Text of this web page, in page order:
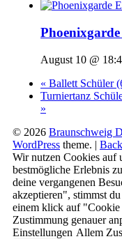
August 10 @
« Ballett Schüler
Turniertanz
»
© 2026 Braunschweig
WordPress theme. |
Wir nutzen Cookies auf
bestmögliche Erlebnis
deine vergangenen
akzeptieren", stimmst
einem klick auf "Cookie
Zustimmung genauer
Einstellungen Allem